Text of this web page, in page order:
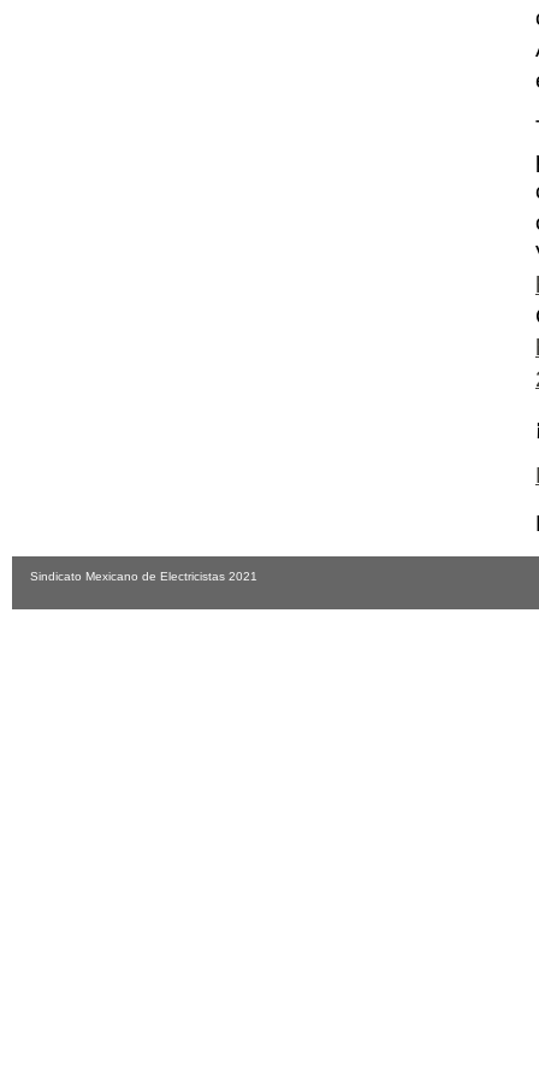
Sindicato Mexicano de Electricistas 2021